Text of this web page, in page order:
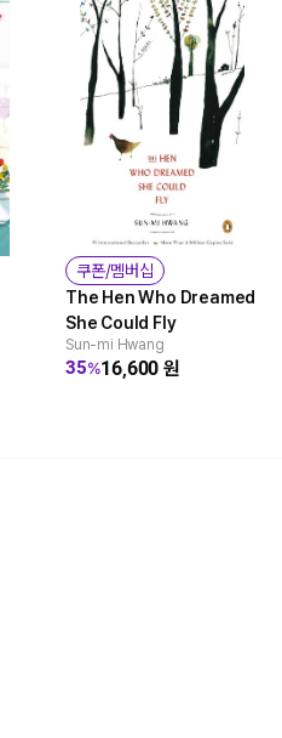
쿠폰/멤버십
The Hen Who Dreamed
She Could Fly
Sun-mi Hwang
35%16,600원